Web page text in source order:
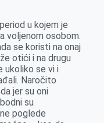
u kojem je
voljenom osobom.
se koristi na onaj
otići i na drugu
ukoliko se vi i
Naročito
jer su oni
su
poglede